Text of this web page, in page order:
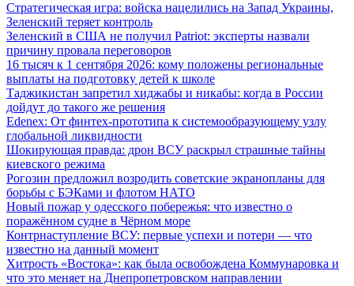
Стратегическая игра: войска нацелились на Запад Украины,
Зеленский теряет контроль
Зеленский в США не получил Patriot: эксперты назвали
причину провала переговоров
16 тысяч к 1 сентября 2026: кому положены региональные
выплаты на подготовку детей к школе
Таджикистан запретил хиджабы и никабы: когда в России
дойдут до такого же решения
Edenex: От финтех-прототипа к системообразующему узлу
глобальной ликвидности
Шокирующая правда: дрон ВСУ раскрыл страшные тайны
киевского режима
Рогозин предложил возродить советские экранопланы для
борьбы с БЭКами и флотом НАТО
Новый пожар у одесского побережья: что известно о
поражённом судне в Чёрном море
Контрнаступление ВСУ: первые успехи и потери — что
известно на данный момент
Хитрость «Востока»: как была освобождена Коммунаровка и
что это меняет на Днепропетровском направлении